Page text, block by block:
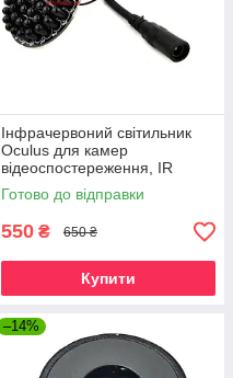
Інфрачервоний світильник
Oculus для камер
відеоспостереження, IR
освітлювач нічного бачення
850 нм
Готово до відправки
550 ₴ 650 ₴
Купити
–14%